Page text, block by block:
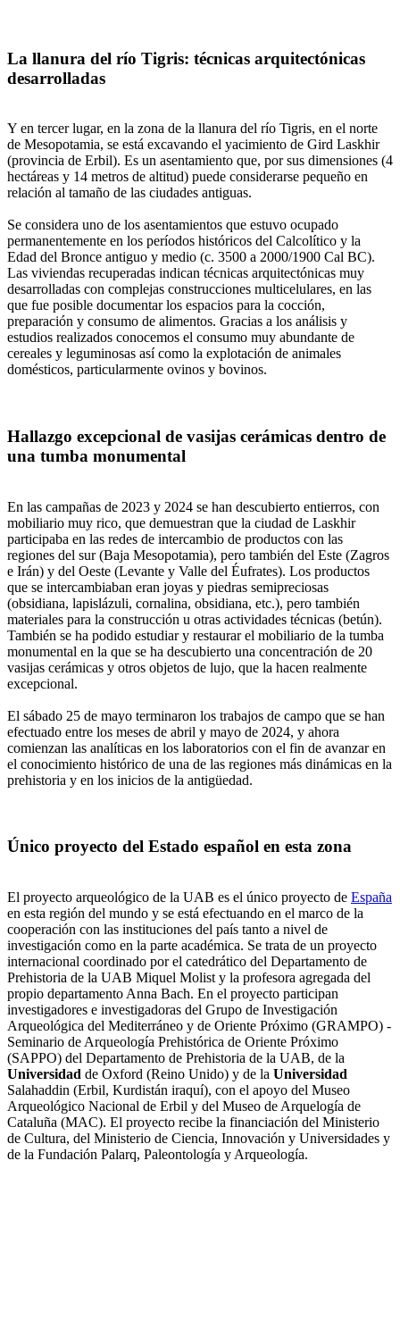
La llanura del río Tigris: técnicas arquitectónicas
desarrolladas
Y en tercer lugar, en la zona de la llanura del río Tigris, en el norte
de Mesopotamia, se está excavando el yacimiento de Gird Laskhir
(provincia de Erbil). Es un asentamiento que, por sus dimensiones (4
hectáreas y 14 metros de altitud) puede considerarse pequeño en
relación al tamaño de las ciudades antiguas.
Se considera uno de los asentamientos que estuvo ocupado
permanentemente en los períodos históricos del Calcolítico y la
Edad del Bronce antiguo y medio (c. 3500 a 2000/1900 Cal BC).
Las viviendas recuperadas indican técnicas arquitectónicas muy
desarrolladas con complejas construcciones multicelulares, en las
que fue posible documentar los espacios para la cocción,
preparación y consumo de alimentos. Gracias a los análisis y
estudios realizados conocemos el consumo muy abundante de
cereales y leguminosas así como la explotación de animales
domésticos, particularmente ovinos y bovinos.
Hallazgo excepcional de vasijas cerámicas dentro de
una tumba monumental
En las campañas de 2023 y 2024 se han descubierto entierros, con
mobiliario muy rico, que demuestran que la ciudad de Laskhir
participaba en las redes de intercambio de productos con las
regiones del sur (Baja Mesopotamia), pero también del Este (Zagros
e Irán) y del Oeste (Levante y Valle del Éufrates). Los productos
que se intercambiaban eran joyas y piedras semipreciosas
(obsidiana, lapislázuli, cornalina, obsidiana, etc.), pero también
materiales para la construcción u otras actividades técnicas (betún).
También se ha podido estudiar y restaurar el mobiliario de la tumba
monumental en la que se ha descubierto una concentración de 20
vasijas cerámicas y otros objetos de lujo, que la hacen realmente
excepcional.
El sábado 25 de mayo terminaron los trabajos de campo que se han
efectuado entre los meses de abril y mayo de 2024, y ahora
comienzan las analíticas en los laboratorios con el fin de avanzar en
el conocimiento histórico de una de las regiones más dinámicas en la
prehistoria y en los inicios de la antigüedad.
Único proyecto del Estado español en esta zona
El proyecto arqueológico de la UAB es el único proyecto de España
en esta región del mundo y se está efectuando en el marco de la
cooperación con las instituciones del país tanto a nivel de
investigación como en la parte académica. Se trata de un proyecto
internacional coordinado por el catedrático del Departamento de
Prehistoria de la UAB Miquel Molist y la profesora agregada del
propio departamento Anna Bach. En el proyecto participan
investigadores e investigadoras del Grupo de Investigación
Arqueológica del Mediterráneo y de Oriente Próximo (GRAMPO) -
Seminario de Arqueología Prehistórica de Oriente Próximo
(SAPPO) del Departamento de Prehistoria de la UAB, de la
Universidad de Oxford (Reino Unido) y de la Universidad
Salahaddin (Erbil, Kurdistán iraquí), con el apoyo del Museo
Arqueológico Nacional de Erbil y del Museo de Arquelogía de
Cataluña (MAC). El proyecto recibe la financiación del Ministerio
de Cultura, del Ministerio de Ciencia, Innovación y Universidades y
de la Fundación Palarq, Paleontología y Arqueología.